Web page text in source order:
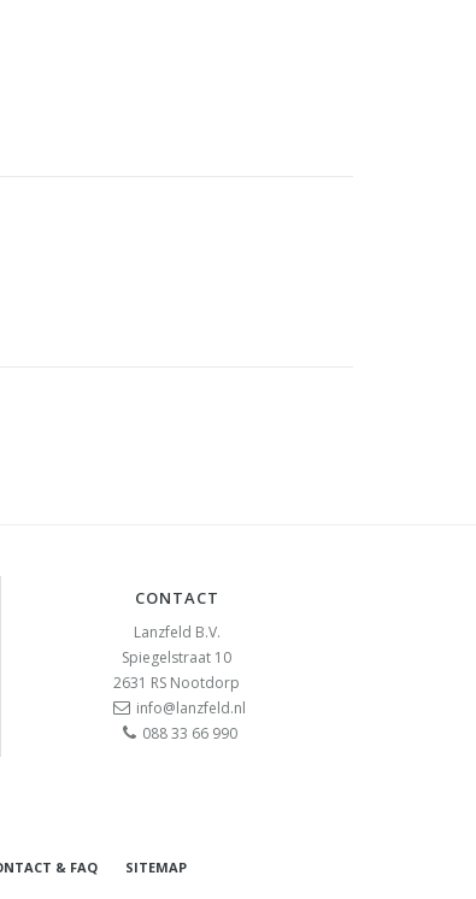
CONTACT
Lanzfeld B.V.
Spiegelstraat 10
2631 RS Nootdorp
info@lanzfeld.nl
088 33 66 990
& FAQ SITEMAP